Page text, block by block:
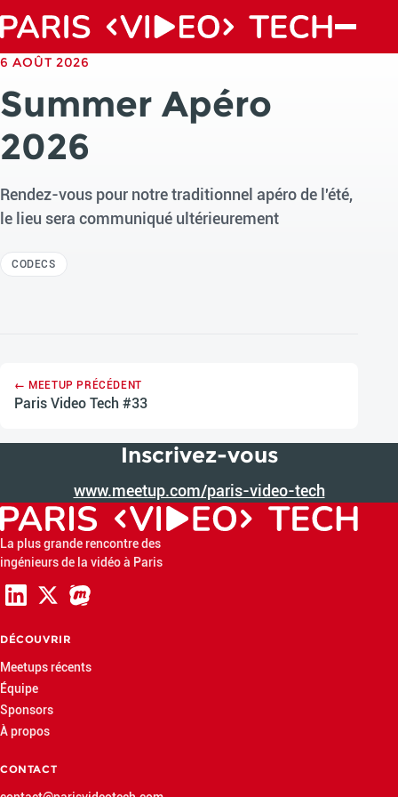
6 AOÛT 2026
Summer Apéro
2026
Rendez-vous pour notre traditionnel apéro de l'été,
le lieu sera communiqué ultérieurement
CODECS
← MEETUP PRÉCÉDENT
Paris Video Tech #33
Inscrivez-vous
www.meetup.com/paris-video-tech
La plus grande rencontre des
ingénieurs de la vidéo à Paris
DÉCOUVRIR
Meetups récents
Équipe
Sponsors
À propos
CONTACT